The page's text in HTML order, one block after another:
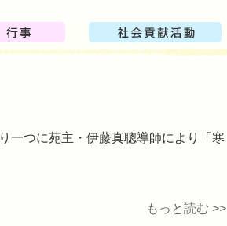
一つに苑主・伊藤真聰導師により「寒
もっと読む >>